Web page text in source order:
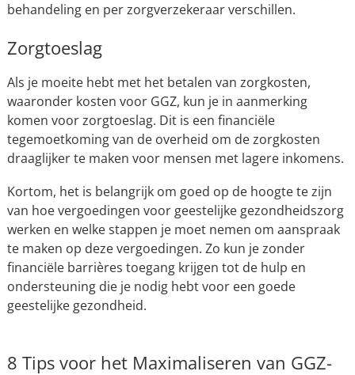
behandeling en per zorgverzekeraar verschillen.
Zorgtoeslag
Als je moeite hebt met het betalen van zorgkosten,
waaronder kosten voor GGZ, kun je in aanmerking
komen voor zorgtoeslag. Dit is een financiële
tegemoetkoming van de overheid om de zorgkosten
draaglijker te maken voor mensen met lagere inkomens.
Kortom, het is belangrijk om goed op de hoogte te zijn
van hoe vergoedingen voor geestelijke gezondheidszorg
werken en welke stappen je moet nemen om aanspraak
te maken op deze vergoedingen. Zo kun je zonder
financiële barrières toegang krijgen tot de hulp en
ondersteuning die je nodig hebt voor een goede
geestelijke gezondheid.
8 Tips voor het Maximaliseren van GGZ-